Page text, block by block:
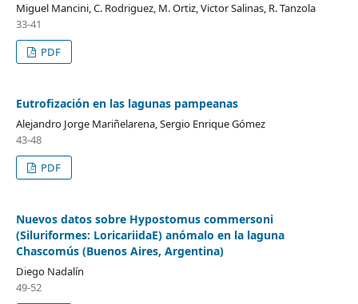
Miguel Mancini, C. Rodriguez, M. Ortiz, Victor Salinas, R. Tanzola
33-41
PDF
Eutrofización en las lagunas pampeanas
Alejandro Jorge Mariñelarena, Sergio Enrique Gómez
43-48
PDF
Nuevos datos sobre Hypostomus commersoni
(Siluriformes: LoricariidaE) anómalo en la laguna
Chascomús (Buenos Aires, Argentina)
Diego Nadalín
49-52